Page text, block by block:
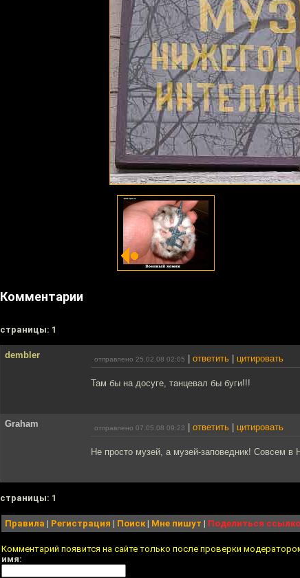
Комментарии
cтраницы: 1
dembler отправлено 25.02.08 02:05 ответить цитировать
Там бы на досуге, танцевал бы буги!!!
Graham отправлено 07.05.08 09:23 ответить цитировать
Не просто музей, а музей-заповедник! Совсем в
cтраницы: 1
Правила | Регистрация | Поиск| Мне пишут | Поделиться
Комментарий появится на сайте только после проверки
имя: